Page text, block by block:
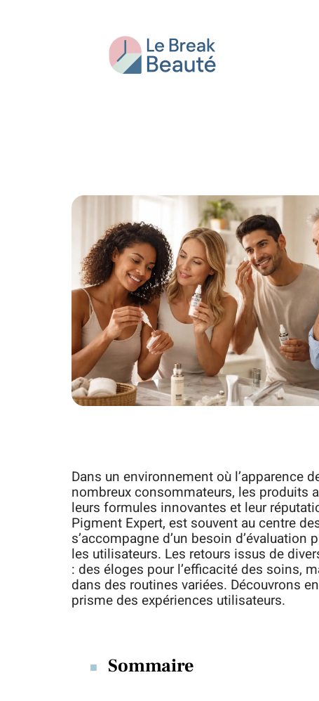
Dans un environnement où l’apparence
nombreux consommateurs, les produits
leurs formules innovantes et leur
Pigment Expert, est souvent au centre
s’accompagne d’un besoin
les utilisateurs. Les retours issus de
: des éloges pour l’efficacité des soins,
dans des routines variées. Découvrons
prisme des expériences utilisateurs.
Sommaire